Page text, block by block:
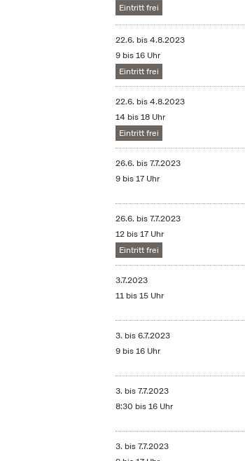
Eintritt frei
22.6. bis4.8.2023
9 bis 16 Uhr
Eintritt frei
22.6. bis4.8.2023
14 bis 18 Uhr
Eintritt frei
26.6. bis7.7.2023
9 bis 17 Uhr
26.6. bis7.7.2023
12 bis 17 Uhr
Eintritt frei
3.7.2023
11 bis 15 Uhr
3. bis6.7.2023
9 bis 16 Uhr
3. bis7.7.2023
8:30 bis 16 Uhr
3. bis7.7.2023